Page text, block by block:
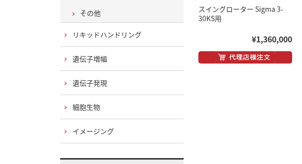
スイングローター Sigma 3-
30KS用
¥1,360,000
その他
リキッドハンドリング
遺伝子増幅
遺伝子発現
細胞生物
イメージング